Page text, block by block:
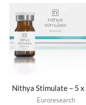
Nithya Stimulate – 5 x
Euroresearch